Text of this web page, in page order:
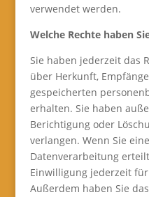
verwendet werden.
Welche Rechte haben
Sie haben jederzeit das
über Herkunft,
gespeicherten
erhalten. Sie haben
Berichtigung oder
verlangen. Wenn Sie
Datenverarbeitung
Einwilligung jederzeit
Außerdem haben Sie